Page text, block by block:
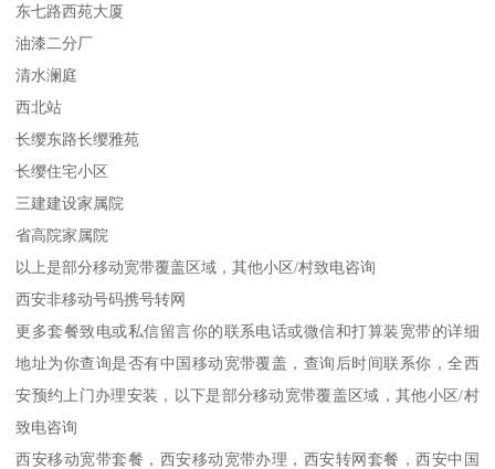
东七路西苑大厦
油漆二分厂
清水澜庭
西北站
长缨东路长缨雅苑
长缨住宅小区
三建建设家属院
省高院家属院
以上是部分移动宽带覆盖区域，其他小区/村致电咨询
西安非移动号码携号转网
更多套餐致电或私信留言你的联系电话或微信和打算装宽带的详细
地址为你查询是否有中国移动宽带覆盖，查询后时间联系你，全西
安预约上门办理安装，以下是部分移动宽带覆盖区域，其他小区/村
致电咨询
西安移动宽带套餐，西安移动宽带办理，西安转网套餐，西安中国